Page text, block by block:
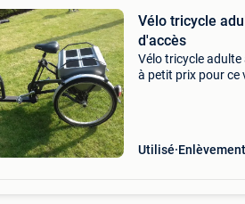
Vélo tricycle
d'accès
Vélo tricycle
à petit prix pour ce
Utilisé Enlèvement